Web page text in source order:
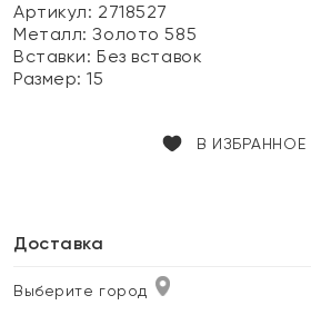
Артикул: 2718527
Металл:Золото 585
Вставки:Без вставок
Размер:15
В ИЗБРАННОЕ
Доставка
Выберите город